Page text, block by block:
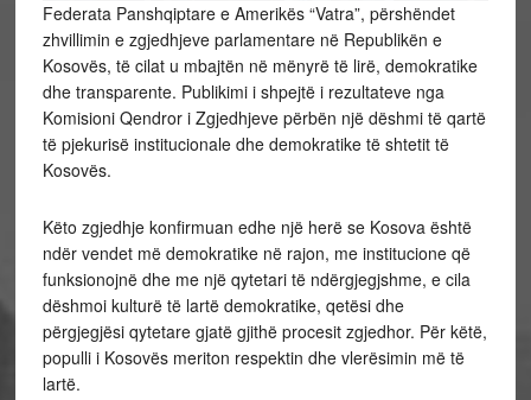
Federata Panshqiptare e Amerikës “Vatra”, përshëndet
zhvillimin e zgjedhjeve parlamentare në Republikën e
Kosovës, të cilat u mbajtën në mënyrë të lirë, demokratike
dhe transparente. Publikimi i shpejtë i rezultateve nga
Komisioni Qendror i Zgjedhjeve përbën një dëshmi të qartë
të pjekurisë institucionale dhe demokratike të shtetit të
Kosovës.
Këto zgjedhje konfirmuan edhe një herë se Kosova është
ndër vendet më demokratike në rajon, me institucione që
funksionojnë dhe me një qytetari të ndërgjegjshme, e cila
dëshmoi kulturë të lartë demokratike, qetësi dhe
përgjegjësi qytetare gjatë gjithë procesit zgjedhor. Për këtë,
populli i Kosovës meriton respektin dhe vlerësimin më të
lartë.